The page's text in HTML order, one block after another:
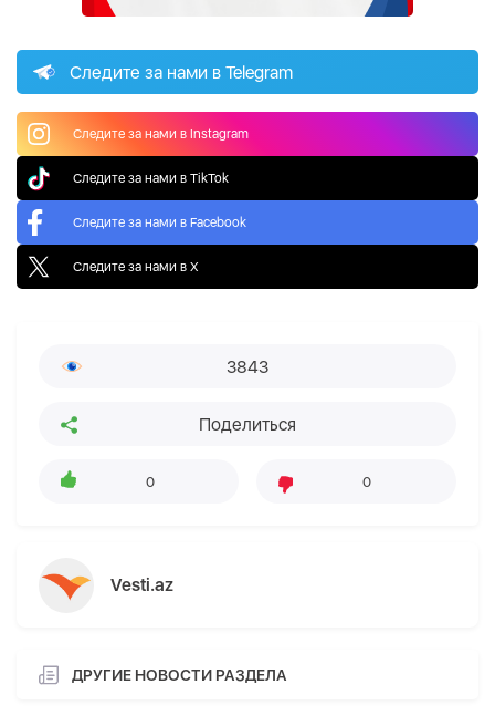
Следите за нами в Telegram
Следите за нами в Instagram
Следите за нами в TikTok
Следите за нами в Facebook
Следите за нами в X
3843
Поделиться
0 0
Vesti.az
ДРУГИЕ НОВОСТИ РАЗДЕЛА